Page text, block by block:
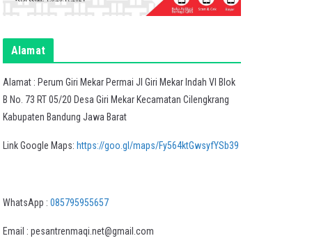
Alamat
Alamat : Perum Giri Mekar Permai Jl Giri Mekar Indah VI Blok
B No. 73 RT 05/20 Desa Giri Mekar Kecamatan Cilengkrang
Kabupaten Bandung Jawa Barat
Link Google Maps: https://goo.gl/maps/Fy564ktGwsyfYSb39
WhatsApp : 085795955657
Email : pesantrenmaqi.net@gmail.com